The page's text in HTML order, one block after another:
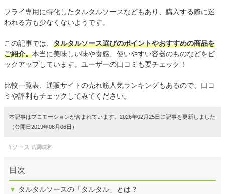
フライ専用に特化したタルタルソースなどもあり、購入する際に迷
われる方も少なくないようです。
この記事では、 タルタルソース選びのポイントやおすすめの商品を
ご紹介。本当に美味しい味や食感、使いやすい容器のものなどをピ
ックアップしています。ユーザーの口コミも要チェック！
比較一覧表、通販サイトの売れ筋人気ランキングもあるので、口コ
ミや評判もチェックしてみてください。
本記事はプロモーションが含まれています。2026年02月25日に記事を更新しました
（公開日2019年08月06日）
#ソース #調味料
目次
▼ タルタルソースの「タルタル」とは？